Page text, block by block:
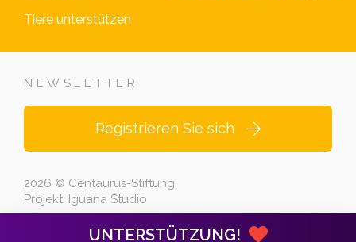
UNTERSTÜTZUNG!
Tiere unterstützen
NEWSLETTER
Registrieren Sie sich
2026 © Centaurus-Stiftung.
Projekt: Iguana Studio